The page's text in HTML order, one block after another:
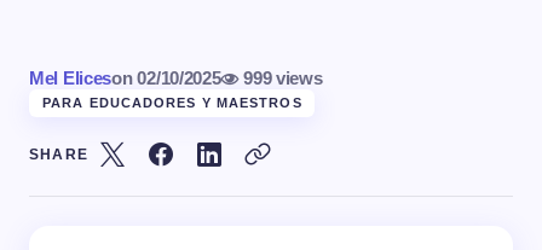
Mel Eliceson 02/10/2025 999 views
PARA EDUCADORES Y MAESTROS
SHARE